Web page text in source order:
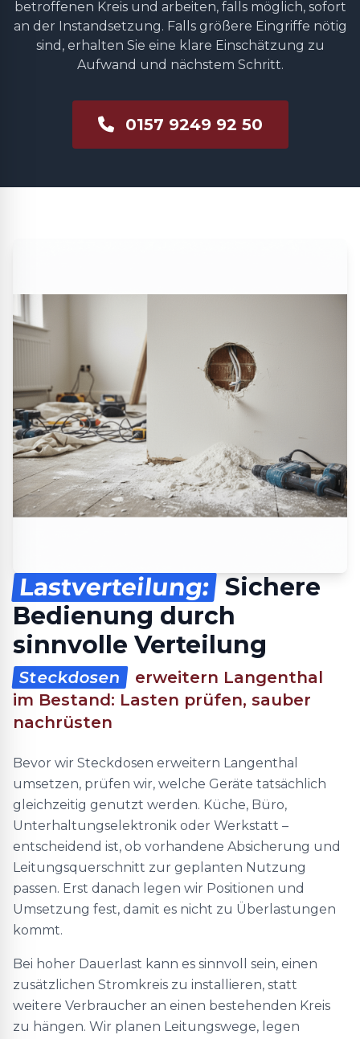
betroffenen Kreis und arbeiten, falls möglich, sofort
an der Instandsetzung. Falls größere Eingriffe nötig
sind, erhalten Sie eine klare Einschätzung zu
Aufwand und nächstem Schritt.
0157 9249 92 50
Lastverteilung: Sichere
Bedienung durch
sinnvolle Verteilung
Steckdosen
erweitern Langenthal
im Bestand: Lasten prüfen, sauber
nachrüsten
Bevor wir Steckdosen erweitern Langenthal
umsetzen, prüfen wir, welche Geräte tatsächlich
gleichzeitig genutzt werden. Küche, Büro,
Unterhaltungselektronik oder Werkstatt –
entscheidend ist, ob vorhandene Absicherung und
Leitungsquerschnitt zur geplanten Nutzung
passen. Erst danach legen wir Positionen und
Umsetzung fest, damit es nicht zu Überlastungen
kommt.
Bei hoher Dauerlast kann es sinnvoll sein, einen
zusätzlichen Stromkreis zu installieren, statt
weitere Verbraucher an einen bestehenden Kreis
zu hängen. Wir planen Leitungswege, legen